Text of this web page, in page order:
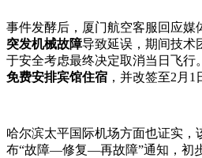
事件发酵后，厦门航空客服回应媒
突发机械故障导致延误，期间技术
于安全考虑最终决定取消当日飞行
免费安排宾馆住宿 ，并改签至2月1
哈尔滨太平国际机场方面也证实，
布“故障—修复—再故障”通知，初